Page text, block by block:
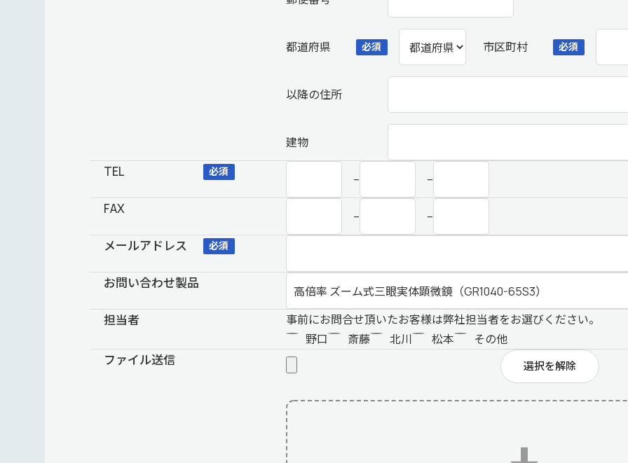
都道府県 必須 市区町村 必須
以降の住所
建物
TEL 必須
– –
FAX – –
メールアドレス 必須
お問い合わせ製品
担当者
事前にお問合せ頂いたお客様は弊社担当者をお選びください。
野口
斎藤 北川 松本 その他
ファイル送信 選択を解除